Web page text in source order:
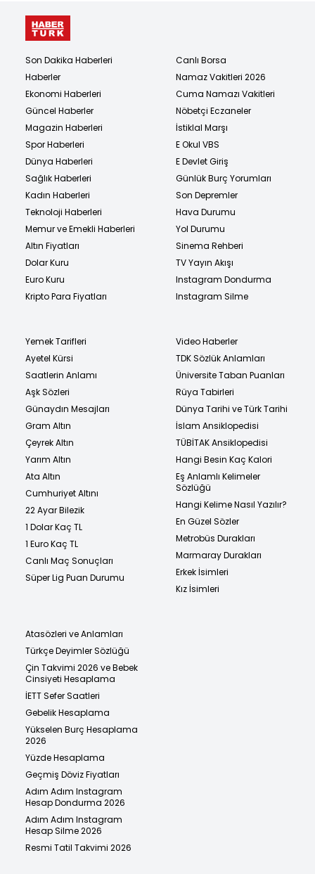
Son Dakika Haberleri
Haberler
Ekonomi Haberleri
Güncel Haberler
Magazin Haberleri
Spor Haberleri
Dünya Haberleri
Sağlık Haberleri
Kadın Haberleri
Teknoloji Haberleri
Memur ve Emekli Haberleri
Altın Fiyatları
Dolar Kuru
Euro Kuru
Kripto Para Fiyatları
Canlı Borsa
Namaz Vakitleri 2026
Cuma Namazı Vakitleri
Nöbetçi Eczaneler
İstiklal Marşı
E Okul VBS
E Devlet Giriş
Günlük Burç Yorumları
Son Depremler
Hava Durumu
Yol Durumu
Sinema Rehberi
TV Yayın Akışı
Instagram Dondurma
Instagram Silme
Yemek Tarifleri
Ayetel Kürsi
Saatlerin Anlamı
Aşk Sözleri
Günaydın Mesajları
Gram Altın
Çeyrek Altın
Yarım Altın
Ata Altın
Cumhuriyet Altını
22 Ayar Bilezik
1 Dolar Kaç TL
1 Euro Kaç TL
Canlı Maç Sonuçları
Süper Lig Puan Durumu
Video Haberler
TDK Sözlük Anlamları
Üniversite Taban Puanları
Rüya Tabirleri
Dünya Tarihi ve Türk Tarihi
İslam Ansiklopedisi
TÜBİTAK Ansiklopedisi
Hangi Besin Kaç Kalori
Eş Anlamlı Kelimeler
Sözlüğü
Hangi Kelime Nasıl Yazılır?
En Güzel Sözler
Metrobüs Durakları
Marmaray Durakları
Erkek İsimleri
Kız İsimleri
Atasözleri ve Anlamları
Türkçe Deyimler Sözlüğü
Çin Takvimi 2026 ve Bebek
Cinsiyeti Hesaplama
İETT Sefer Saatleri
Gebelik Hesaplama
Yükselen Burç Hesaplama
2026
Yüzde Hesaplama
Geçmiş Döviz Fiyatları
Adım Adım Instagram
Hesap Dondurma 2026
Adım Adım Instagram
Hesap Silme 2026
Resmi Tatil Takvimi 2026